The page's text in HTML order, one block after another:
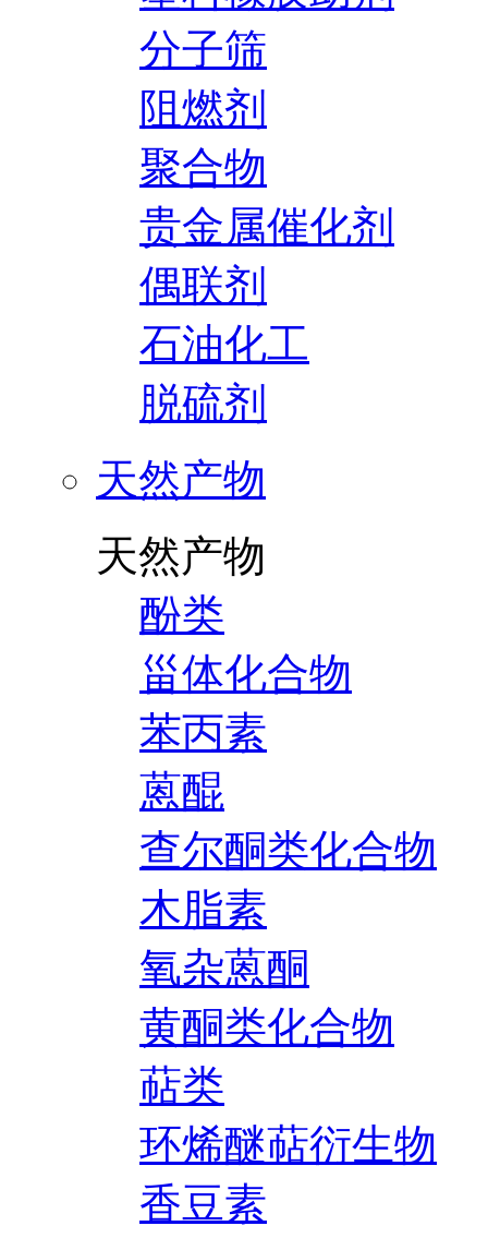
分子筛
阻燃剂
聚合物
贵金属催化剂
偶联剂
石油化工
脱硫剂
天然产物
天然产物
酚类
甾体化合物
苯丙素
蒽醌
查尔酮类化合物
木脂素
氧杂蒽酮
黄酮类化合物
萜类
环烯醚萜衍生物
香豆素